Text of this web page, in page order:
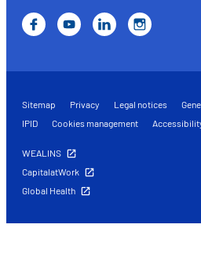
Sitemap Privacy Legal notices
IPID
Cookies management
WEALINS
CapitalatWork
Global Health